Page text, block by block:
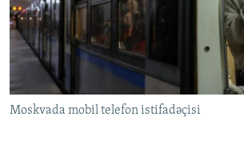
Moskvada mobil telefon istifadəçisi